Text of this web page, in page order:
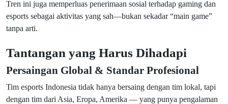
Tren ini juga memperluas penerimaan sosial terhadap gaming dan
esports sebagai aktivitas yang sah—bukan sekadar “main game”
tanpa arti.
Tantangan yang Harus Dihadapi
Persaingan Global & Standar Profesional
Tim esports Indonesia tidak hanya bersaing dengan tim lokal, tapi
dengan tim dari Asia, Eropa, Amerika — yang punya pengalaman